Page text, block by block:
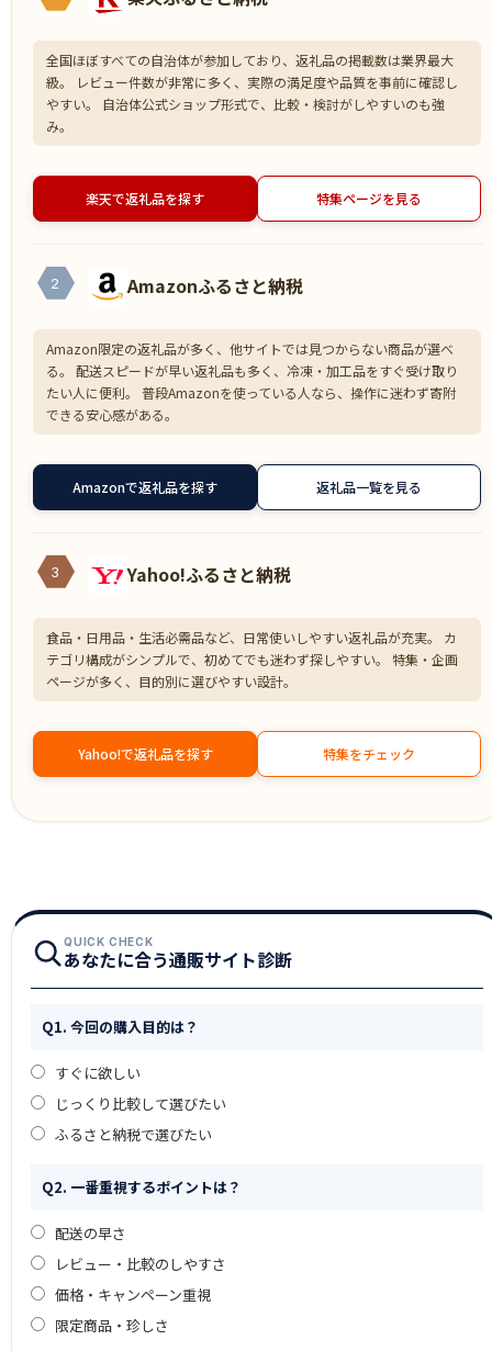
全国ほぼすべての自治体が参加しており、返礼品の掲載数は業界最大
級。 レビュー件数が非常に多く、実際の満足度や品質を事前に確認し
やすい。 自治体公式ショップ形式で、比較・検討がしやすいのも強
み。
楽天で返礼品を探す 特集ページを見る
2 Amazonふるさと納税
Amazon限定の返礼品が多く、他サイトでは見つからない商品が選べ
る。 配送スピードが早い返礼品も多く、冷凍・加工品をすぐ受け取り
たい人に便利。 普段Amazonを使っている人なら、操作に迷わず寄附
できる安心感がある。
Amazonで返礼品を探す 返礼品一覧を見る
3 Yahoo!ふるさと納税
食品・日用品・生活必需品など、日常使いしやすい返礼品が充実。 カ
テゴリ構成がシンプルで、初めてでも迷わず探しやすい。 特集・企画
ページが多く、目的別に選びやすい設計。
Yahoo!で返礼品を探す 特集をチェック
QUICK CHECK
あなたに合う通販サイト診断
Q1. 今回の購入目的は？
すぐに欲しい
じっくり比較して選びたい
ふるさと納税で選びたい
Q2. 一番重視するポイントは？
配送の早さ
レビュー・比較のしやすさ
価格・キャンペーン重視
限定商品・珍しさ